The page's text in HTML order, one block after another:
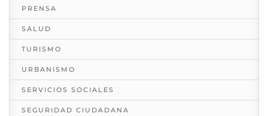
PRENSA
SALUD
TURISMO
URBANISMO
SERVICIOS SOCIALES
SEGURIDAD CIUDADANA